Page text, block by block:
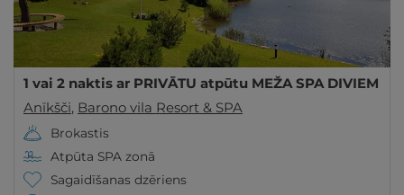
1 vai 2 naktis ar PRIVĀTU atpūtu MEŽA SPA DIVIEM
Anīkšči, Barono vila Resort & SPA
Brokastis
Atpūta SPA zonā
Sagaidīšanas dzēriens